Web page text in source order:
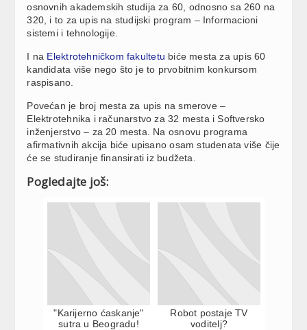
osnovnih akademskih studija za 60, odnosno sa 260 na
320, i to za upis na studijski program – Informacioni
sistemi i tehnologije.
I na Elektrotehničkom fakultetu biće mesta za upis 60
kandidata više nego što je to prvobitnim konkursom
raspisano.
Povećan je broj mesta za upis na smerove –
Elektrotehnika i računarstvo za 32 mesta i Softversko
inženjerstvo – za 20 mesta. Na osnovu programa
afirmativnih akcija biće upisano osam studenata više čije
će se studiranje finansirati iz budžeta.
Pogledajte još:
"Karijerno ćaskanje"
sutra u Beogradu!
Robot postaje TV
voditelj?